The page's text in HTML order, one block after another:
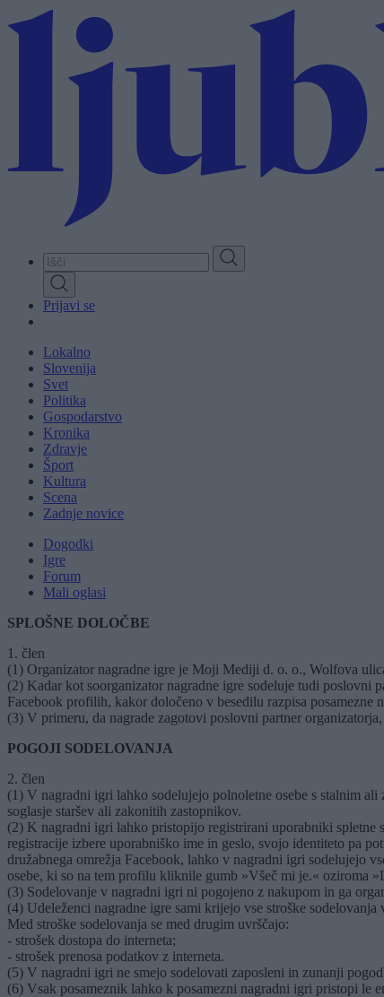
to
Prijavi se
Lokalno
Slovenija
Svet
Politika
Gospodarstvo
Kronika
Zdravje
Šport
Kultura
Scena
Zadnje novice
Dogodki
Igre
Forum
Mali oglasi
SPLOŠNE DOLOČBE
1. člen
(1) Organizator nagradne igre je Moji Mediji d. o. o., Wolfova
(2) Kadar kot soorganizator nagradne igre sodeluje tudi poslovni
Facebook profilih, kakor določeno v besedilu razpisa posamezne
(3) V primeru, da nagrade zagotovi poslovni partner
POGOJI SODELOVANJA
2. člen
(1) V nagradni igri lahko sodelujejo polnoletne osebe s stalnim
soglasje staršev ali zakonitih zastopnikov.
(2) K nagradni igri lahko pristopijo registrirani uporabniki spletne
registracije izbere uporabniško ime in geslo, svojo identiteto pa
družabnega omrežja Facebook, lahko v nagradni igri sodelujejo
osebe, ki so na tem profilu kliknile gumb »Všeč mi je.« oziroma
(3) Sodelovanje v nagradni igri ni pogojeno z nakupom in ga
(4) Udeleženci nagradne igre sami krijejo vse stroške sodelovanja
Med stroške sodelovanja se med drugim uvrščajo:
- strošek dostopa do interneta;
- strošek prenosa podatkov z interneta.
(5) V nagradni igri ne smejo sodelovati zaposleni in zunanji
(6) Vsak posameznik lahko k posamezni nagradni igri pristopi le